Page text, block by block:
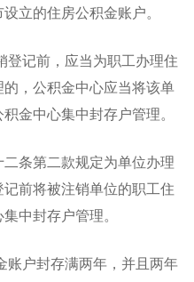
立的住房公积金账户。
记前，应当为职工办理住
，公积金中心应当将该单
金中心集中封存户管理。
条第二款规定为单位办理
前将被注销单位的职工住
中封存户管理。
户封存满两年，并且两年